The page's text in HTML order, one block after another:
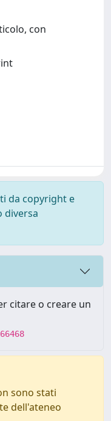
con
da copyright e
diversa
citare o creare un
sono stati
dell'ateneo